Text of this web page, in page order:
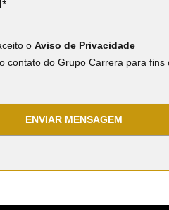
o Aviso de Privacidade
contato do Grupo Carrera para fins
ENVIAR MENSAGEM